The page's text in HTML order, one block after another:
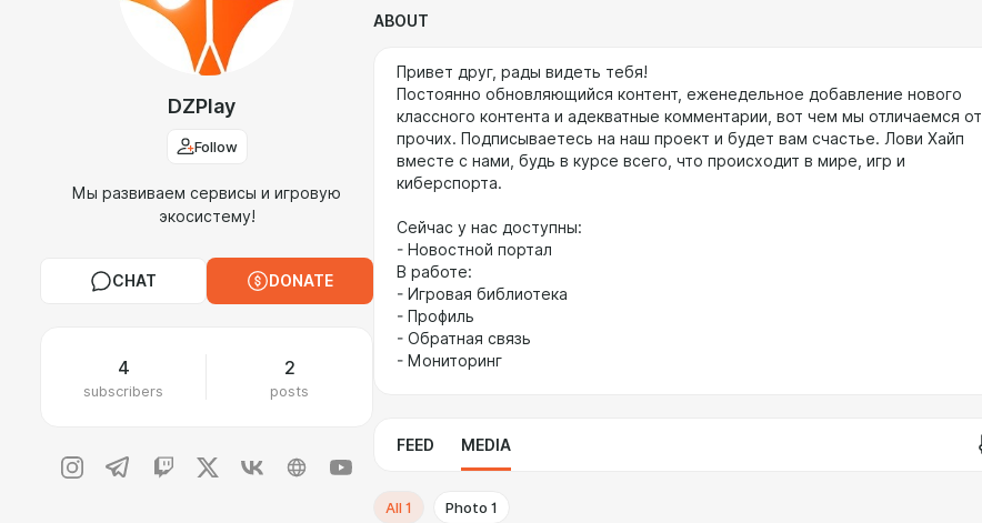
DZPlay
Follow
Мы развиваем сервисы и игровую
экосистему!
CHAT DONATE
4
subscribers
2
posts
ABOUT
Привет друг, рады видеть тебя!
Постоянно обновляющийся контент, еженедельное добавление нового
классного контента и адекватные комментарии, вот чем мы отличаемся от
прочих. Подписываетесь на наш проект и будет вам счастье. Лови Хайп
вместе с нами, будь в курсе всего, что происходит в мире, игр и
киберспорта.
Сейчас у нас доступны:
- Новостной портал
В работе:
- Игровая библиотека
- Профиль
- Обратная связь
- Мониторинг
FEED MEDIA
All 1 Photo 1